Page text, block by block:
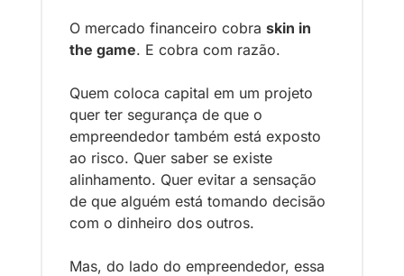
O mercado financeiro cobra skin in
the game. E cobra com razão.
Quem coloca capital em um projeto
quer ter segurança de que o
empreendedor também está exposto
ao risco. Quer saber se existe
alinhamento. Quer evitar a sensação
de que alguém está tomando decisão
com o dinheiro dos outros.
Mas, do lado do empreendedor, essa